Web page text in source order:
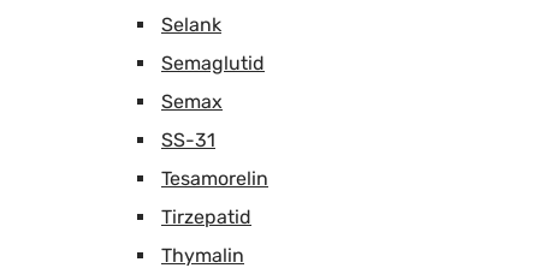
Selank
Semaglutid
Semax
SS-31
Tesamorelin
Tirzepatid
Thymalin